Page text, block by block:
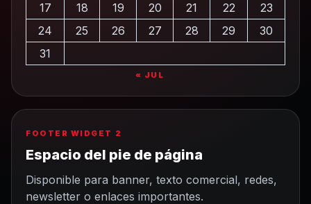
17
18 19 20 21 22
23
24
25 26 27 28 29
30
31
« JUL
FOOTER WIDGET 2
Espacio del pie de página
Disponible para banner, texto comercial, redes,
newsletter o enlaces importantes.